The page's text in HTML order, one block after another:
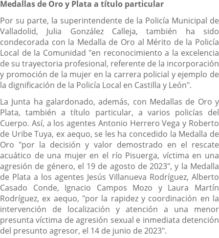
Medallas de Oro y Plata a título particular
Por su parte, la superintendente de la Policía Municipal de
Valladolid, Julia González Calleja, también ha sido
condecorada con la Medalla de Oro al Mérito de la Policía
Local de la Comunidad "en reconocimiento a la excelencia
de su trayectoria profesional, referente de la incorporación
y promoción de la mujer en la carrera policial y ejemplo de
la dignificación de la Policía Local en Castilla y León".
La Junta ha galardonado, además, con Medallas de Oro y
Plata, también a título particular, a varios policías del
Cuerpo. Así, a los agentes Antonio Herrero Vega y Roberto
de Uribe Tuya, ex aequo, se les ha concedido la Medalla de
Oro "por la decisión y valor demostrado en el rescate
acuático de una mujer en el río Pisuerga, víctima en una
agresión de género, el 19 de agosto de 2023", y la Medalla
de Plata a los agentes Jesús Villanueva Rodríguez, Alberto
Casado Conde, Ignacio Campos Mozo y Laura Martín
Rodríguez, ex aequo, "por la rapidez y coordinación en la
intervención de localización y atención a una menor
presunta víctima de agresión sexual e inmediata detención
del presunto agresor, el 14 de junio de 2023".